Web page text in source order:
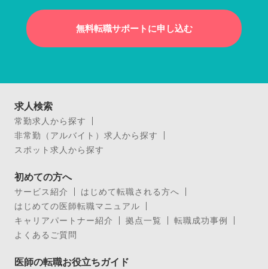
無料転職サポートに申し込む
求人検索
常勤求人から探す
非常勤（アルバイト）求人から探す
スポット求人から探す
初めての方へ
サービス紹介
はじめて転職される方へ
はじめての医師転職マニュアル
キャリアパートナー紹介
拠点一覧
転職成功事例
よくあるご質問
医師の転職お役立ちガイド